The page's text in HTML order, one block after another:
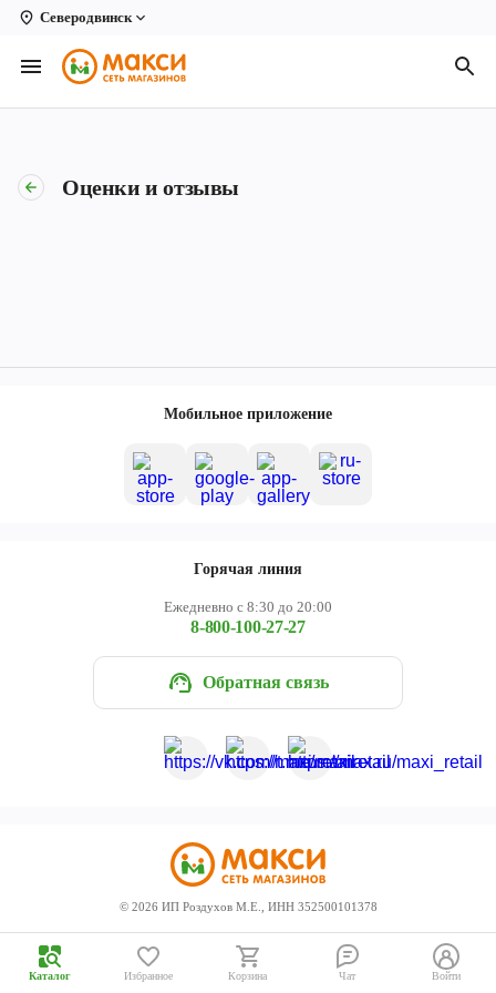
Северодвинск
Вологда
Архангельск
Киров
Новодвинск
Оценки и отзывы
Мобильное приложение
Горячая линия
Ежедневно с 8:30 до 20:00
8-800-100-27-27
Обратная связь
© 2026 ИП Роздухов М.Е., ИНН 352500101378
Каталог Избранное Корзина Чат Войти